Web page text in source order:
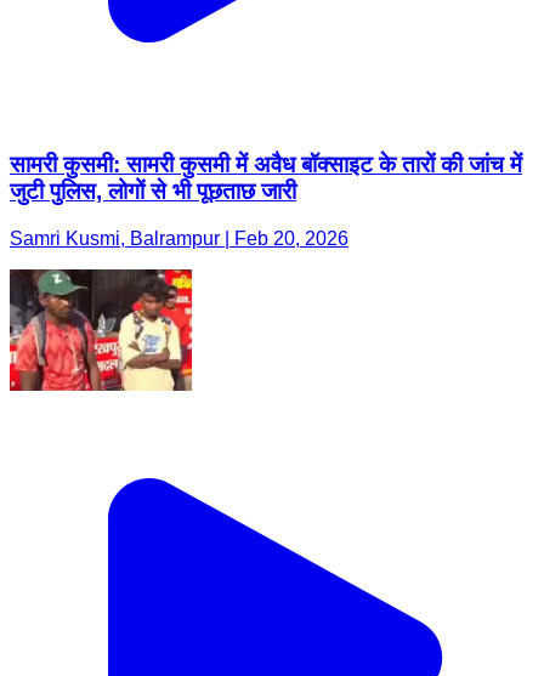
सामरी कुसमी: सामरी कुसमी में अवैध बॉक्साइट के तारों की जांच में
जुटी पुलिस, लोगों से भी पूछताछ जारी
Samri Kusmi, Balrampur | Feb 20, 2026